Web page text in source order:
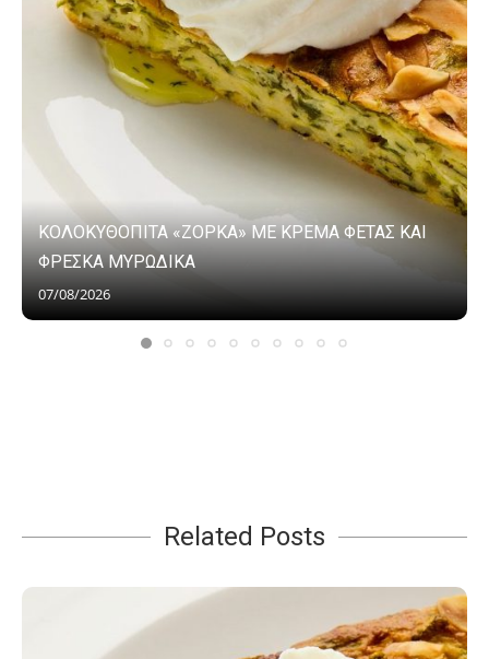
ΚΟΛΟΚΥΘΟΠΙΤΑ «ΖΟΡΚΑ» ΜΕ ΚΡΕΜΑ ΦΕΤΑΣ ΚΑΙ
ΦΡΕΣΚΑ ΜΥΡΩΔΙΚΑ
07/08/2026
Related Posts